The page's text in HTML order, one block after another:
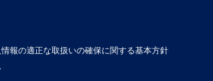
報の適正な取扱いの確保に関する基本方針